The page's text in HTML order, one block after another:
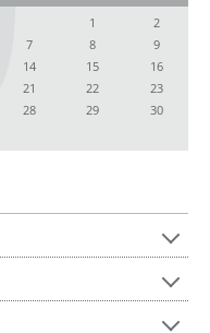
1
2
7 8
9
14 15
16
21 22
23
28 29
30